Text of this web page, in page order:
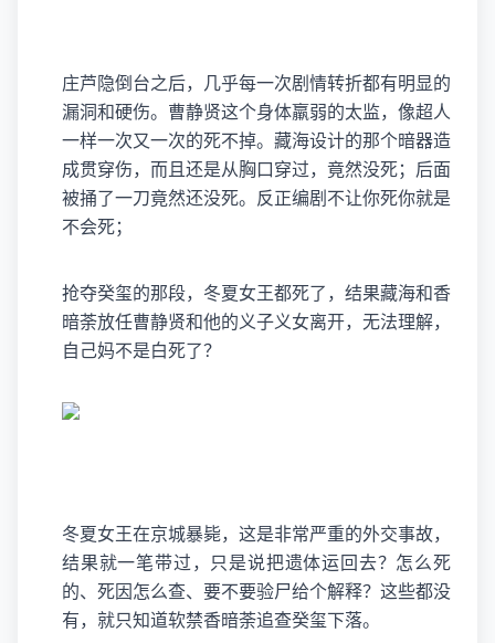
庄芦隐倒台之后，几乎每一次剧情转折都有明显的
漏洞和硬伤。曹静贤这个身体羸弱的太监，像超人
一样一次又一次的死不掉。藏海设计的那个暗器造
成贯穿伤，而且还是从胸口穿过，竟然没死；后面
被捅了一刀竟然还没死。反正编剧不让你死你就是
不会死；
抢夺癸玺的那段，冬夏女王都死了，结果藏海和香
暗荼放任曹静贤和他的义子义女离开，无法理解，
自己妈不是白死了？
冬夏女王在京城暴毙，这是非常严重的外交事故，
结果就一笔带过，只是说把遗体运回去？怎么死
的、死因怎么查、要不要验尸给个解释？这些都没
有，就只知道软禁香暗荼追查癸玺下落。